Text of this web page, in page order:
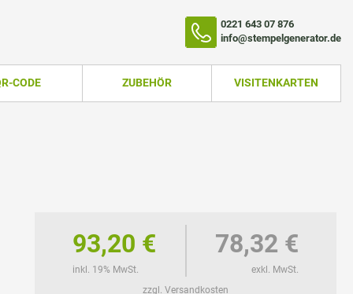
0221 643 07 876
info@stempelgenerator.de
CODE ZUBEHÖR VISITENKARTEN
93,20 €
inkl. 19% MwSt.
78,32 €
exkl. MwSt.
zzgl. Versandkosten